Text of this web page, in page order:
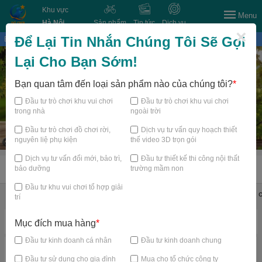
Khu vực
Hà Nội
Sản phẩm Tin tức Dịch vụ
Menu
Bạn đang xem tại
TRANG CHỦ
Đồ chơi shop mầm non Thiết bị mầm non Đồ
Danh mục nổi bật
×
Để Lại Tin Nhắn Chúng Tôi Sẽ Gọi
Lại Cho Bạn Sớm!
Bạn quan tâm đến loại sản phẩm nào của chúng tôi?*
Đầu tư trò chơi khu vui chơi
trong nhà
Đầu tư trò chơi khu vui chơi
ngoài trời
Đầu tư trò chơi đồ chơi rời,
nguyên liệ phụ kiện
Dịch vụ tư vấn quy hoạch thiết
thế video 3D trọn gói
Dịch vụ tư vấn đổi mới, bảo trì,
bảo dưỡng
Đầu tư thiết kế thi công nội thất
trường mầm non
Đầu tư khu vui chơi tổ hợp giải
trí
Mục đích mua hàng*
Đầu tư kinh doanh cá nhân Đầu tư kinh doanh chung
Đầu tư sử dụng cho gia đình Mua cho tổ chức công ty